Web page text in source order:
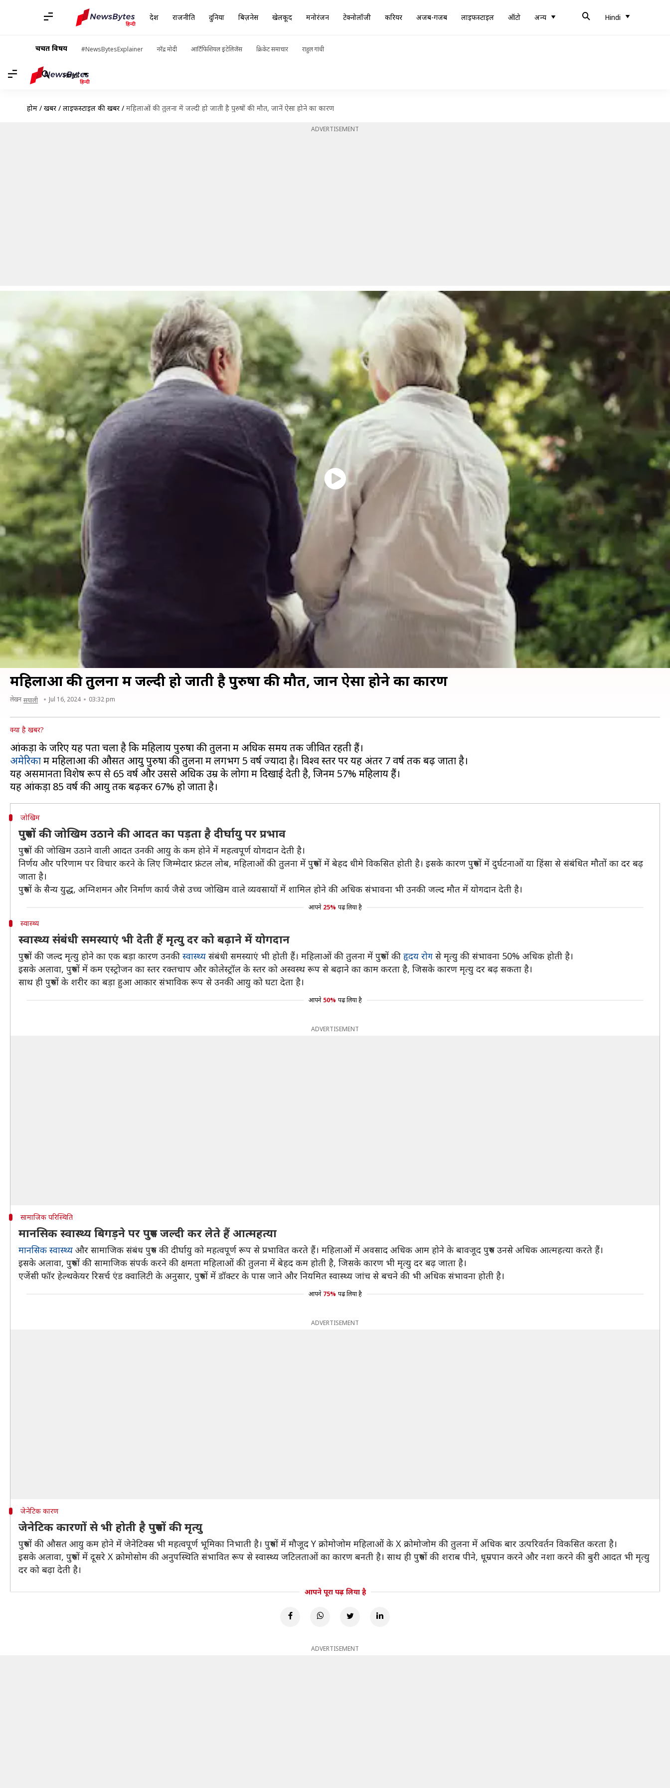
देश राजनीति दुनिया बिज़नेस खेलकूद मनोरंजन टेक्नोलॉजी करियर अजब-गजब लाइफस्टाइल ऑटो अन्य Hindi
चर्चित विषय #NewsBytesExplainer नरेंद्र मोदी आर्टिफिशियल इंटेलिजेंस क्रिकेट समाचार राहुल गांधी
Hindi
होम / खबरें / लाइफस्टाइल की खबरें / महिलाओं की तुलना में जल्दी हो जाती है पुरुषों की मौत, जानें ऐसा होने का कारण
ADVERTISEMENT
महिलाओं की तुलना में जल्दी हो जाती है पुरुषों की मौत, जानें ऐसा होने का कारण
लेखन सयाली Jul 16, 2024 03:32 pm
क्या है खबर?
अमेरिकामें महिलाओं की औसत आयु पुरुषों की तुलना में लगभग 5 वर्ष ज्यादा है। विश्व स्तर पर यह अंतर 7 वर्ष तक बढ़ जाता है।
यह असमानता विशेष रूप से 65 वर्ष और उससे अधिक उम्र के लोगों में दिखाई देती है, जिनमें 57% महिलायें हैं।
जोखिम
पुरुषों की जोखिम उठाने की आदत का पड़ता है दीर्घायु पर प्रभाव
पुरुषों की जोखिम उठाने वाली आदत उनकी आयु के कम होने में महत्वपूर्ण योगदान देती है।
निर्णय और परिणाम पर विचार करने के लिए जिम्मेदार फ्रंटल लोब, महिलाओं की तुलना में पुरुषों में बेहद धीमे विकसित होती है। इसके कारण पुरुषों में दुर्घटनाओं या हिंसा से संबंधित मौतों का दर बढ़
जाता है।
पुरुषों के सैन्य युद्ध, अग्निशमन और निर्माण कार्य जैसे उच्च जोखिम वाले व्यवसायों में शामिल होने की अधिक संभावना भी उनकी जल्द मौत में योगदान देती है।
आपने 25% पढ़ लिया है
स्वास्थ्य
स्वास्थ्य संबंधी समस्याएं भी देती हैं मृत्यु दर को बढ़ाने में योगदान
पुरुषों की जल्द मृत्यु होने का एक बड़ा कारण उनकी स्वास्थ्य संबंधी समस्याएं भी होती हैं। महिलाओं की तुलना में पुरुषों की हृदय रोग से मृत्यु की संभावना 50% अधिक होती है।
इसके अलावा, पुरुषों में कम एस्ट्रोजन का स्तर रक्तचाप और कोलेस्ट्रॉल के स्तर को अस्वस्थ रूप से बढ़ाने का काम करता है, जिसके कारण मृत्यु दर बढ़ सकता है।
साथ ही पुरुषों के शरीर का बड़ा हुआ आकार संभाविक रूप से उनकी आयु को घटा देता है।
आपने 50% पढ़ लिया है
ADVERTISEMENT
सामाजिक परिस्थिति
मानसिक स्वास्थ्य बिगड़ने पर पुरुष जल्दी कर लेते हैं आत्महत्या
मानसिक स्वास्थ्य और सामाजिक संबंध पुरुष की दीर्घायु को महत्वपूर्ण रूप से प्रभावित करते हैं। महिलाओं में अवसाद अधिक आम होने के बावजूद पुरुष उनसे अधिक आत्महत्या करते हैं।
इसके अलावा, पुरुषों की सामाजिक संपर्क करने की क्षमता महिलाओं की तुलना में बेहद कम होती है, जिसके कारण भी मृत्यु दर बढ़ जाता है।
एजेंसी फॉर हेल्थकेयर रिसर्च एंड क्वालिटी के अनुसार, पुरुषों में डॉक्टर के पास जाने और नियमित स्वास्थ्य जांच से बचने की भी अधिक संभावना होती है।
आपने 75% पढ़ लिया है
ADVERTISEMENT
जेनेटिक कारण
जेनेटिक कारणों से भी होती है पुरुषों की मृत्यु
पुरुषों की औसत आयु कम होने में जेनेटिक्स भी महत्वपूर्ण भूमिका निभाती है। पुरुषों में मौजूद Y क्रोमोजोम महिलाओं के X क्रोमोजोम की तुलना में अधिक बार उत्परिवर्तन विकसित करता है।
इसके अलावा, पुरुषों में दूसरे X क्रोमोसोम की अनुपस्थिति संभावित रूप से स्वास्थ्य जटिलताओं का कारण बनती है। साथ ही पुरुषों की शराब पीने, धूम्रपान करने और नशा करने की बुरी आदत भी मृत्यु
दर को बढ़ा देती है।
आपने पूरा पढ़ लिया है
ADVERTISEMENT